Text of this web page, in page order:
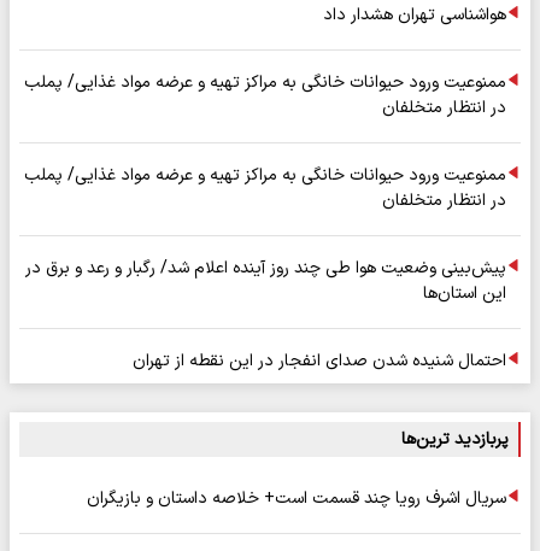
هواشناسی تهران هشدار داد
ممنوعیت ورود حیوانات خانگی به مراکز تهیه و عرضه مواد غذایی/ پملب
در انتظار متخلفان
ممنوعیت ورود حیوانات خانگی به مراکز تهیه و عرضه مواد غذایی/ پملب
در انتظار متخلفان
پیش‌بینی وضعیت هوا طی چند روز آینده اعلام شد/ رگبار و رعد و برق در
این استان‌ها
احتمال شنیده شدن صدای انفجار در این نقطه از تهران
پربازدید ترین‌ها
سریال اشرف رویا چند قسمت است+ خلاصه داستان و بازیگران